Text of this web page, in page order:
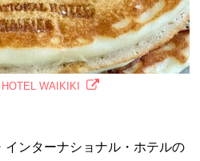
WAIKIKI
インターナショナル・ホテルの